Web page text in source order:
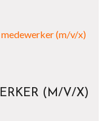
(M/V/X)